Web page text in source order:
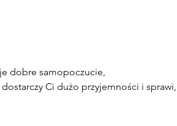
dobre samopoczucie,
Ci dużo przyjemności i